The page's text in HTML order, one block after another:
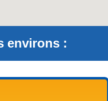
environs :